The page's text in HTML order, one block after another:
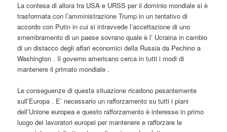
La contesa di allora tra USA e URSS per il dominio mondiale si è
trasformata con l’amministrazione Trump in un tentativo di
accordo con Putin in cui si intravvede l’accettazione di uno
smembramento di un paese sovrano quale è l’ Ucraina in cambio
di un distacco degli affari economici della Russia da Pechino a
Washington . Il governo americano cerca in tutti i modi di
mantenere il primato mondiale .
Le conseguenze di questa situazione ricadono pesantemente
sull’Europa . E’ necessario un rafforzamento su tutti i piani
dell’Unione europea e questo rafforzamento è interesse in primo
luogo dei lavoratori europei per mantenere e rafforzare le